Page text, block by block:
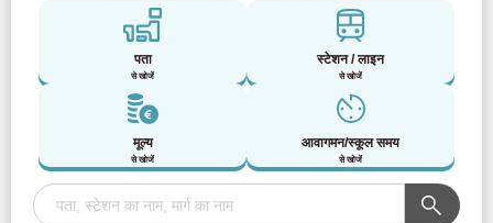
पता
से खोजें
स्टेशन / लाइन
से खोजें
मूल्य
से खोजें
आवागमन/स्कूल समय
से खोजें